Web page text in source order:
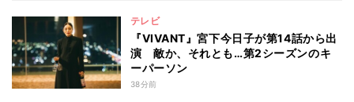
テレビ
『VIVANT』宮下今日子が第14話から出
演 敵か、それとも…第2シーズンのキ
ーパーソン
38分前